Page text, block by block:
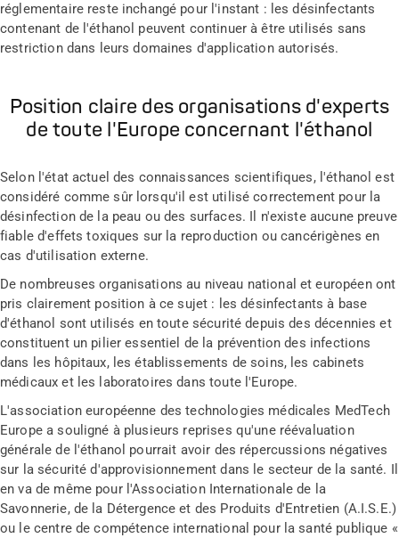
réglementaire reste inchangé pour l'instant : les désinfectants
contenant de l'éthanol peuvent continuer à être utilisés sans
restriction dans leurs domaines d'application autorisés.
Position claire des organisations d'experts
de toute l'Europe concernant l'éthanol
Selon l'état actuel des connaissances scientifiques, l'éthanol est
considéré comme sûr lorsqu'il est utilisé correctement pour la
désinfection de la peau ou des surfaces. Il n'existe aucune preuve
fiable d'effets toxiques sur la reproduction ou cancérigènes en
cas d'utilisation externe.
De nombreuses organisations au niveau national et européen ont
pris clairement position à ce sujet : les désinfectants à base
d'éthanol sont utilisés en toute sécurité depuis des décennies et
constituent un pilier essentiel de la prévention des infections
dans les hôpitaux, les établissements de soins, les cabinets
médicaux et les laboratoires dans toute l'Europe.
L'association européenne des technologies médicales MedTech
Europe a souligné à plusieurs reprises qu'une réévaluation
générale de l'éthanol pourrait avoir des répercussions négatives
sur la sécurité d'approvisionnement dans le secteur de la santé. Il
en va de même pour l'Association Internationale de la
Savonnerie, de la Détergence et des Produits d'Entretien (A.I.S.E.)
ou le centre de compétence international pour la santé publique «